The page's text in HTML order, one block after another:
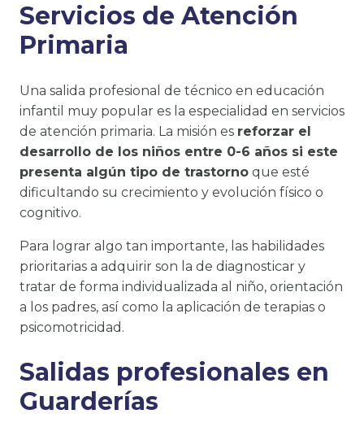
Servicios de Atención
Primaria
Una salida profesional de técnico en educación
infantil muy popular es la especialidad en servicios
de atención primaria. La misión es reforzar el
desarrollo de los niños entre 0-6 años si este
presenta algún tipo de trastorno que esté
dificultando su crecimiento y evolución físico o
cognitivo.
Para lograr algo tan importante, las habilidades
prioritarias a adquirir son la de diagnosticar y
tratar de forma individualizada al niño, orientación
a los padres, así como la aplicación de terapias o
psicomotricidad.
Salidas profesionales en
Guarderías